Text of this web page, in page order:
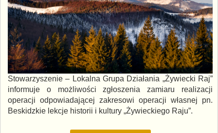
Stowarzyszenie – Lokalna Grupa Działania „Żywiecki Raj”
informuje o możliwości zgłoszenia zamiaru realizacji
operacji odpowiadającej zakresowi operacji własnej pn.
Beskidzkie lekcje historii i kultury „Żywieckiego Raju”.